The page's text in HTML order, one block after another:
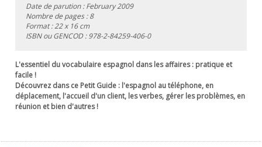
Date de parution : February 2009
Nombre de pages : 8
Format : 22 x 16 cm
ISBN ou GENCOD :978-2-84259-406-0
L'essentiel du vocabulaire espagnol dans les affaires : pratique et
facile !
Découvrez dans ce Petit Guide : l'espagnol au téléphone, en
déplacement, l'accueil d'un client, les verbes, gérer les problèmes, en
réunion et bien d'autres !